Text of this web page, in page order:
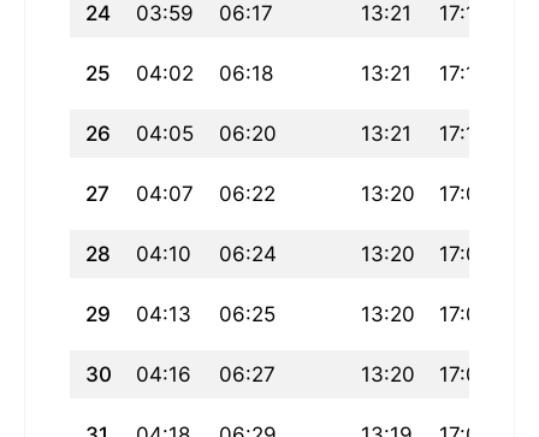
24 03:59 06:17 13:21 17:13
25 04:02 06:18 13:21 17:11
26 04:05 06:20 13:21 17:10
27 04:07 06:22 13:20 17:09
28 04:10 06:24 13:20 17:07
29 04:13 06:25 13:20 17:06
30 04:16 06:27 13:20 17:05